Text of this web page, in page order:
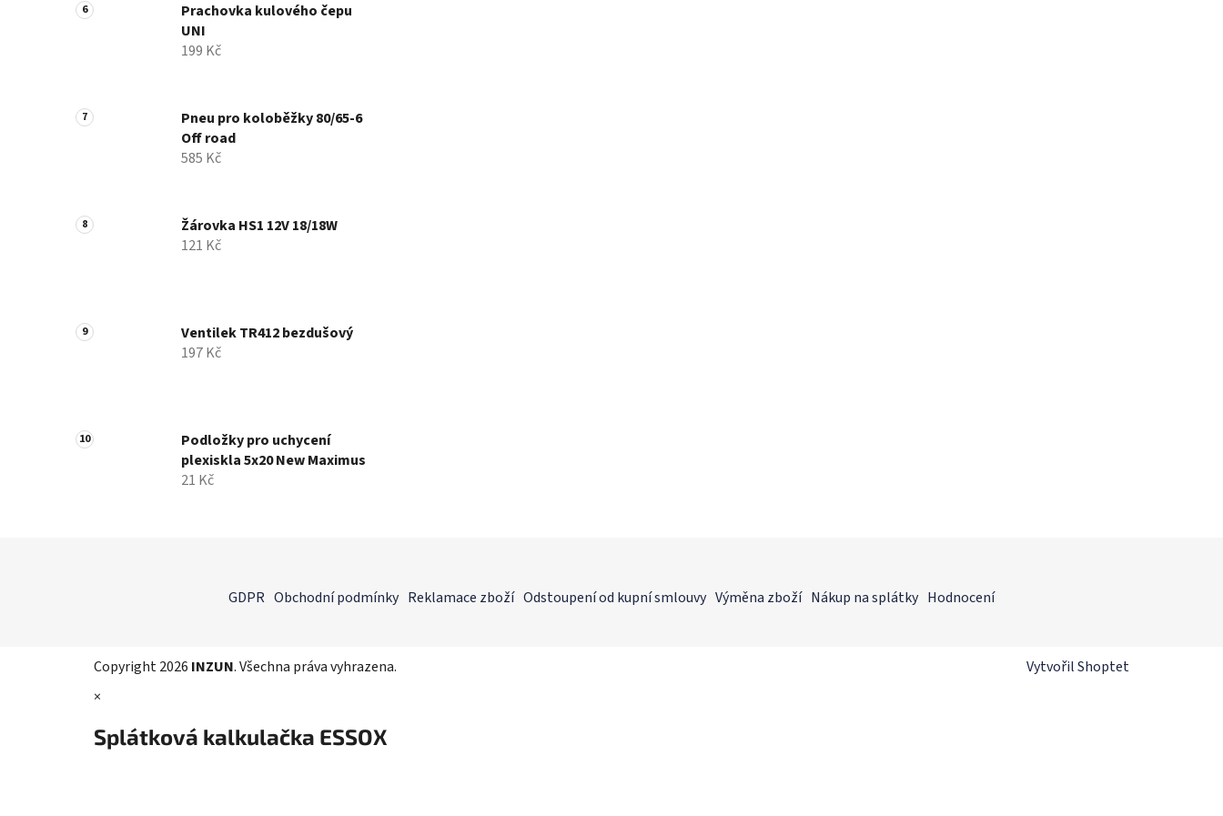
Prachovka kulového čepu
UNI
199 Kč
Pneu pro koloběžky 80/65-6
Off road
585 Kč
Žárovka HS1 12V 18/18W
121 Kč
Ventilek TR412 bezdušový
197 Kč
Podložky pro uchycení
plexiskla 5x20 New Maximus
21 Kč
GDPR Obchodní podmínky Reklamace zboží Odstoupení od kupní smlouvy Výměna zboží Nákup na splátky Hodnocení
Vytvořil Shoptet
Copyright 2026 INZUN. Všechna práva vyhrazena.
×
Splátková kalkulačka ESSOX